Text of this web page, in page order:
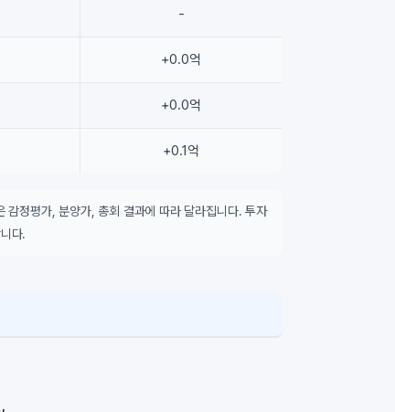
-
+0.0억
+0.0억
+0.1억
정평가, 분양가, 총회 결과에 따라 달라집니다. 투자
다.